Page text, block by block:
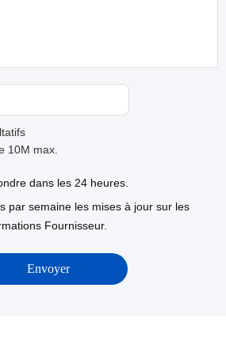
10M max.
dans les 24 heures.
par semaine les mises à jour sur les
Fournisseur.